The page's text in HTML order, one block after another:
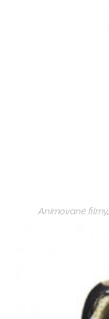
Animované filmy,